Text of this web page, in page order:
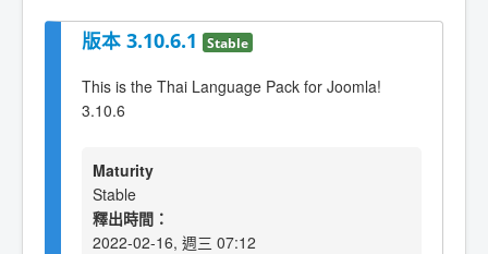
版本 3.10.6.1 Stable
This is the Thai Language Pack for Joomla!
3.10.6
Maturity
Stable
釋出時間：
2022-02-16, 週三 07:12